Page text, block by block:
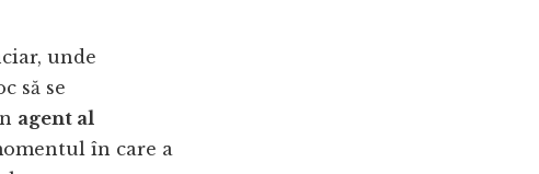
unde
să se
agent al
în care a